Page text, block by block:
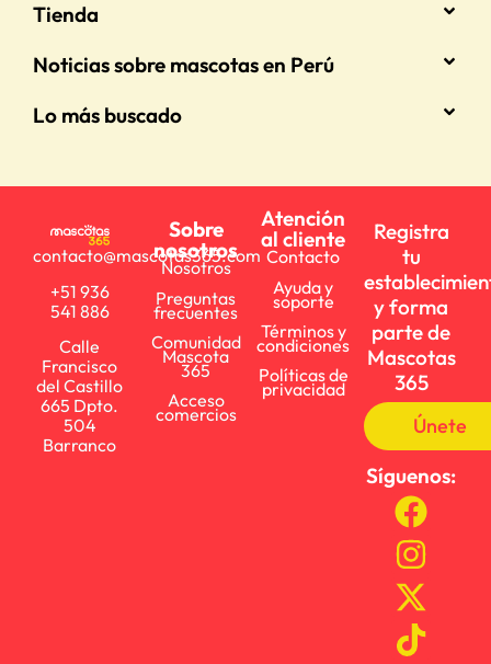
Tienda
Noticias sobre mascotas en Perú
Lo más buscado
contacto@mascotas365.com
+51 936
541 886
Calle
Francisco
del Castillo
665 Dpto.
504
Barranco
Sobre
nosotros
Nosotros
Preguntas
frecuentes
Comunidad
Mascota
365
Acceso
comercios
Atención
al cliente
Contacto
Ayuda y
soporte
Términos y
condiciones
Políticas de
privacidad
Registra
tu
y forma
parte de
Mascotas
365
Únete
Síguenos: